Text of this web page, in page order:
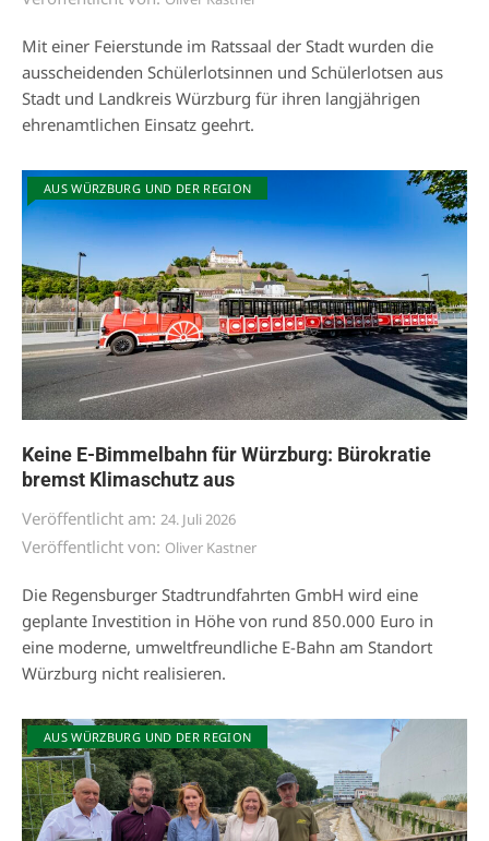
Mit einer Feierstunde im Ratssaal der Stadt wurden die
ausscheidenden Schülerlotsinnen und Schülerlotsen aus
Stadt und Landkreis Würzburg für ihren langjährigen
ehrenamtlichen Einsatz geehrt.
AUS WÜRZBURG UND DER REGION
Keine E-Bimmelbahn für Würzburg: Bürokratie
bremst Klimaschutz aus
Veröffentlicht am: 24. Juli 2026
Veröffentlicht von: Oliver Kastner
Die Regensburger Stadtrundfahrten GmbH wird eine
geplante Investition in Höhe von rund 850.000 Euro in
eine moderne, umweltfreundliche E-Bahn am Standort
Würzburg nicht realisieren.
AUS WÜRZBURG UND DER REGION